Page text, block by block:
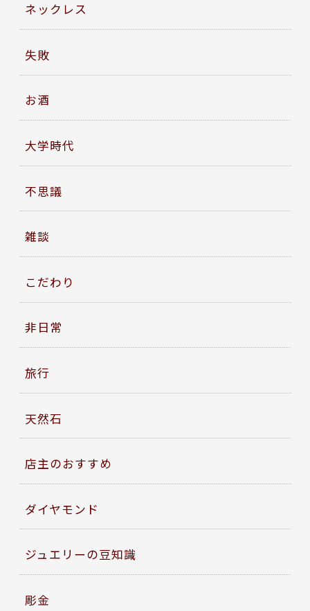
ネックレス
失敗
お酒
大学時代
不思議
雑談
こだわり
非日常
旅行
天然石
店主のおすすめ
ダイヤモンド
ジュエリーの豆知識
彫金